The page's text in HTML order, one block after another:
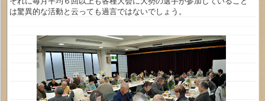
は驚異的な活動と云っても過言ではないでしょう。